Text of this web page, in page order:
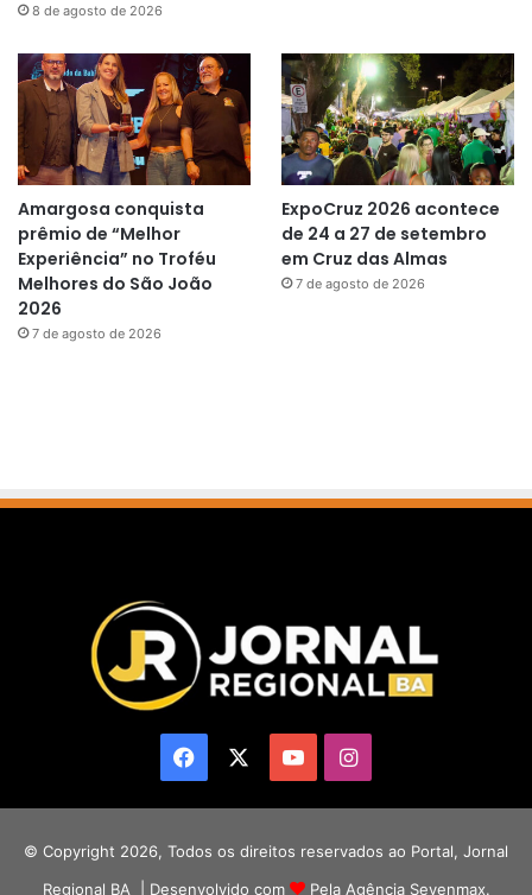
8 de agosto de 2026
Amargosa conquista
prêmio de “Melhor
Experiência” no Troféu
Melhores do São João
2026
7 de agosto de 2026
ExpoCruz 2026 acontece
de 24 a 27 de setembro
em Cruz das Almas
7 de agosto de 2026
Facebook YouTubeInstagram
© Copyright 2026, Todos os direitos reservados ao Portal, Jornal
Regional BA | Desenvolvido com
Pela Agência Sevenmax.